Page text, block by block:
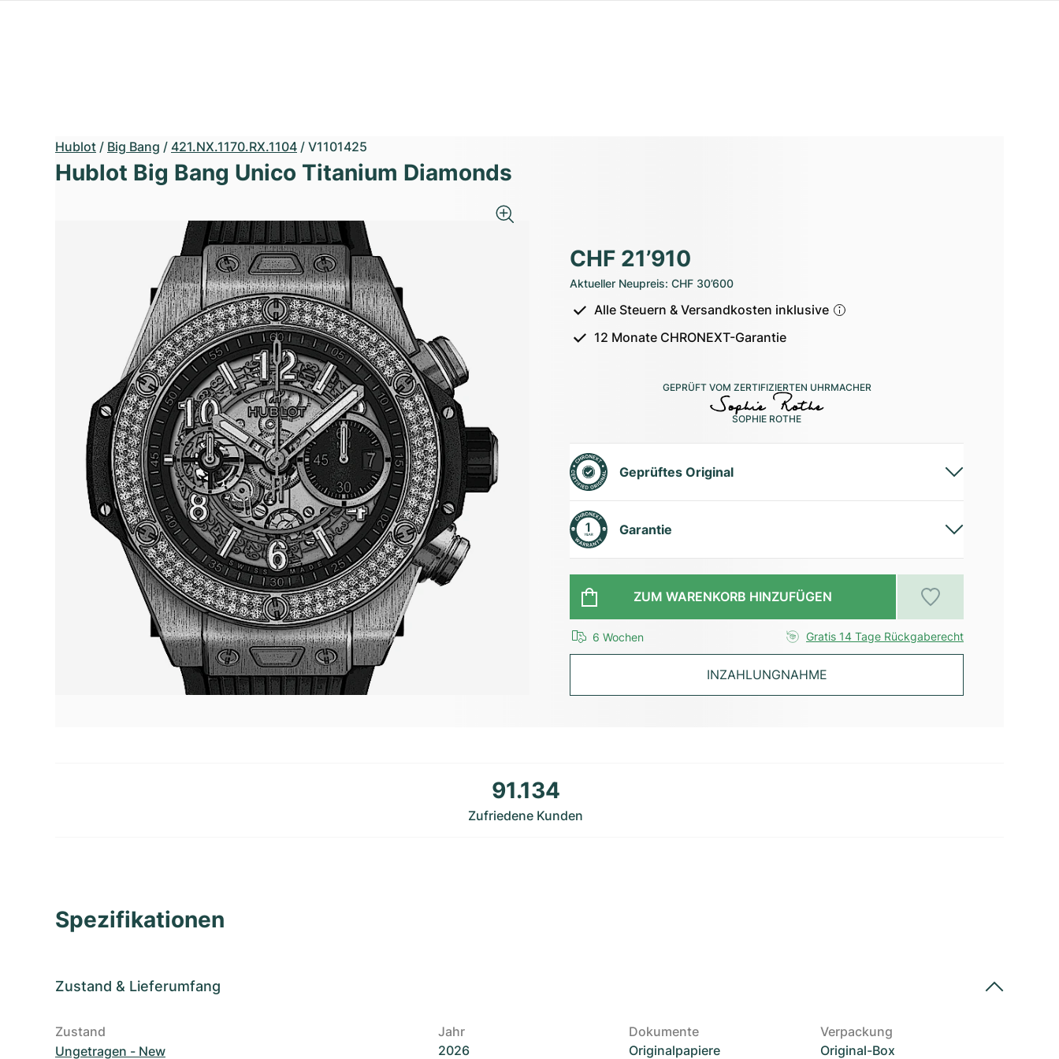
Hublot / Big Bang / 421.NX.1170.RX.1104 / V1101425
Hublot Big Bang Unico Titanium Diamonds
CHF 21’910
Aktueller Neupreis: CHF 30’600
Alle Steuern & Versandkosten inklusive
12 Monate CHRONEXT-Garantie
GEPRÜFT VOM ZERTIFIZIERTEN UHRMACHER
SOPHIE ROTHE
Geprüftes Original
Garantie
ZUM WARENKORB HINZUFÜGEN
6 Wochen Gratis 14 Tage Rückgaberecht
INZAHLUNGNAHME
91.134
Zufriedene Kunden
Spezifikationen
Zustand & Lieferumfang
Zustand
Ungetragen - New
Jahr
2026
Dokumente
Originalpapiere
Verpackung
Original-Box